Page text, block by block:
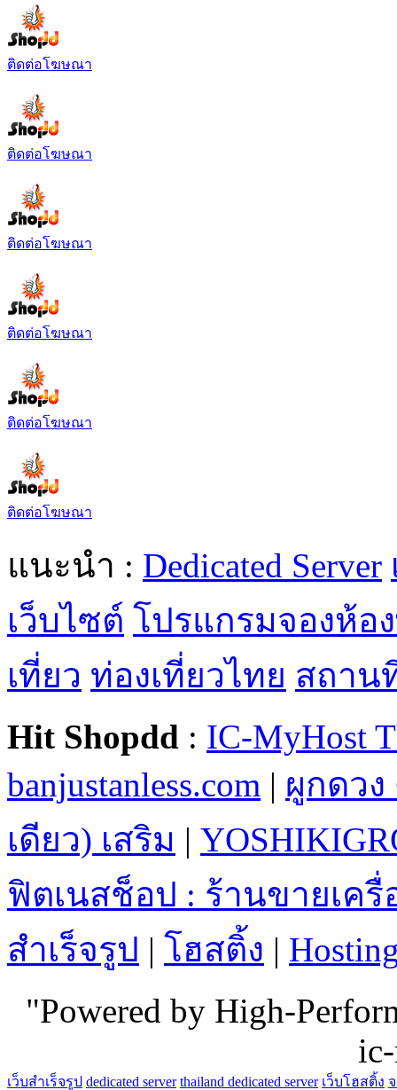
ติดต่อโฆษณา
ติดต่อโฆษณา
ติดต่อโฆษณา
ติดต่อโฆษณา
ติดต่อโฆษณา
ติดต่อโฆษณา
แนะนำ : Dedicated Server
เว็บไซต์ โปรแกรมจองห้อ
เที่ยว ท่องเที่ยวไทย สถาน
Hit Shopdd : IC-MyHost
banjustanless.com | ผูกดวง
เดียว) เสริม |
ฟิตเนสช็อป : ร้านขายเค
สำเร็จรูป | โฮสติ้ง |
"Powered by High-
เว็บสำเร็จรูป dedicated server thailand dedicated server เว็บโฮสติ้ง